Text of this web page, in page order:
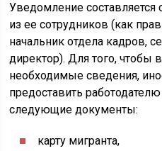
Уведомление составляется
из ее сотрудников (как
начальник отдела кадров,
директор). Для того, чтобы
необходимые сведения,
предоставить
следующие документы:
карту мигранта,